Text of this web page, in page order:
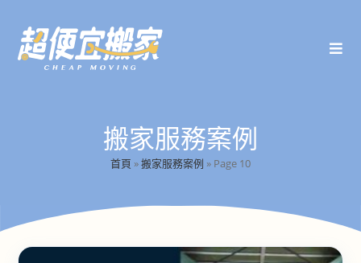
搬家服務案例
首頁 »搬家服務案例 » Page 10